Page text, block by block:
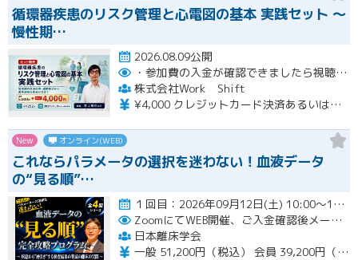
循環器疾患のリスク管理と心電図の基本 実践セット ～
慢性期…
2026.08.09公開
・参加費の入金が確認できましたら視聴用URLとパスワードおよび資料をお申込みいただきましたメールアドレスに送付します。
株式会社Work Shift
¥4,000 クレジットカード決済あるいは銀行振込となります。
New オンライン(WEB)
これならパラメータの選択を迷わない！血液データ
の“見る順”…
１回目：2026年09月12日(土) 10:00〜16:00 ２回目：2026年10月31日(土) 10:00〜16…開催
ZoomにてWEB開催、ご入金確認後メールにてURLをお知らせいたします。
日本離床学会
一般 51,200円（税込） 会員 39,200円（税込）